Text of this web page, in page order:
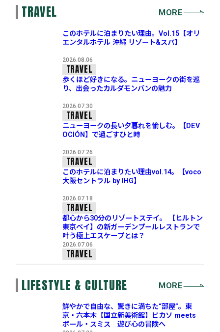
TRAVEL MORE
このホテルに泊まりたい理由。Vol.15【オリ
エンタルホテル 沖縄 リゾート&スパ】
2026.08.06
TRAVEL
歩くほど好きになる。ニューヨークの街を巡
り、出会ったカルダモンバンの魅力
2026.07.30
TRAVEL
ニューヨークの長い夕暮れを愉しむ。【DEV
OCIÓN】で過ごすひと時
2026.07.26
TRAVEL
このホテルに泊まりたい理由vol.14。【voco
大阪セントラル by IHG】
2026.07.18
TRAVEL
都心から30分のリゾートステイ。 【ヒルトン
東京ベイ】の新ガーデンプールレストランで
叶う極上エスケープとは？
2026.07.06
TRAVEL
LIFESTYLE & CULTURE MORE
鮮やかで自由な、驚きに満ちた“部屋”。東
京・六本木【国立新美術館】ピカソ meets
ポール・スミス 遊び心の冒険へ